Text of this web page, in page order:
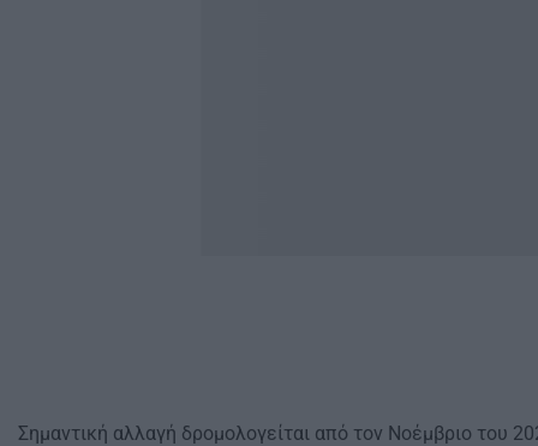
Σημαντική αλλαγή δρομολογείται από τον Νοέμβριο του